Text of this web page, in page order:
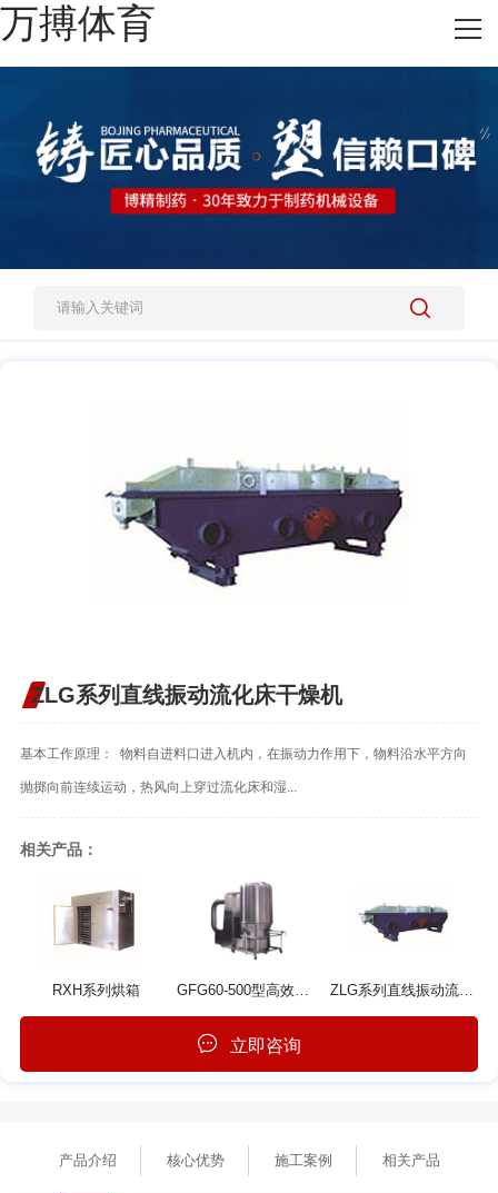
万搏体育
网站万搏体育
施工案例
人才招聘
ZLG系列直线振动流化床干燥机
基本工作原理： 物料自进料口进入机内，在振动力作用下，物料沿水平方向
抛掷向前连续运动，热风向上穿过流化床和湿...
相关产品：
RXH系列烘箱 ZLG系列直线振动流化床干燥机
立即咨询
产品介绍 核心优势 施工案例 相关产品